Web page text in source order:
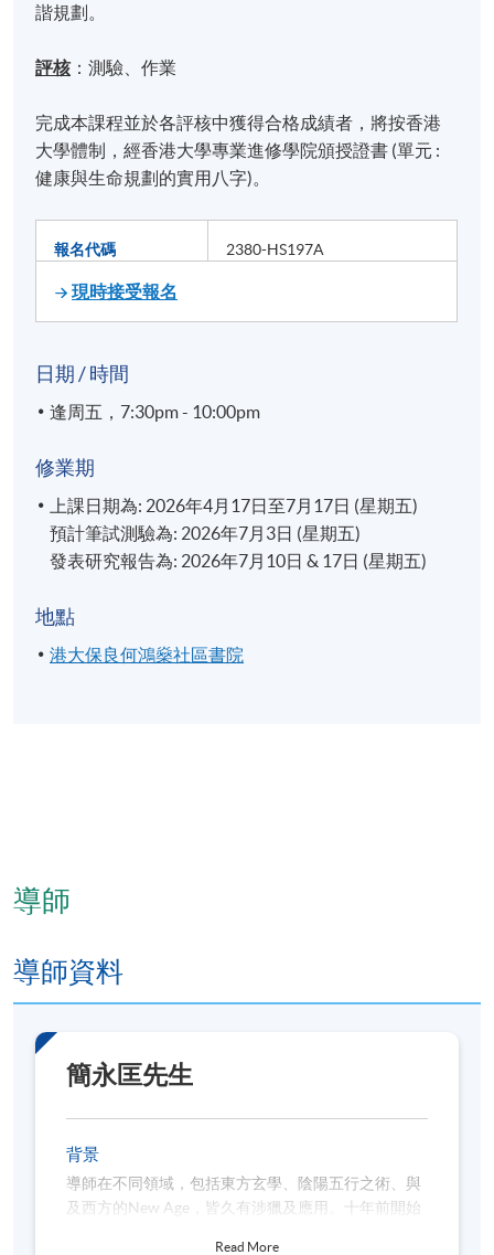
諧規劃。
評核：測驗、作業
完成本課程並於各評核中獲得合格成績者，將按香港
大學體制，經香港大學專業進修學院頒授證書 (單元 :
健康與生命規劃的實用八字)。
報名代碼 2380-HS197A
現時接受報名
日期 / 時間
逢周五，7:30pm - 10:00pm
修業期
上課日期為: 2026年4月17日至7月17日 (星期五)
預計筆試測驗為: 2026年7月3日 (星期五)
發表研究報告為: 2026年7月10日 & 17日 (星期五)
地點
港大保良何鴻燊社區書院
導師
導師資料
簡永匡先生
背景
導師在不同領域，包括東方玄學、陰陽五行之術、與
及西方的New Age，皆久有涉獵及應用。十年前開始
Read More